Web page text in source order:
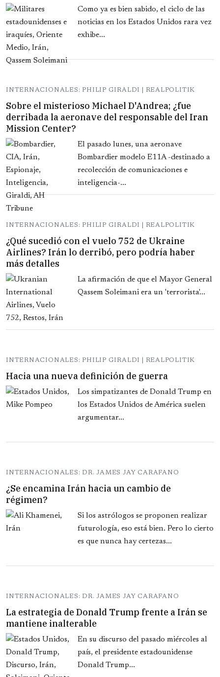
Como ya es bien sabido, el ciclo de las
noticias en los Estados Unidos rara vez
exhibe...
INTERNACIONALES: PHILIP GIRALDI | REALPOLITIK
Sobre el misterioso Michael D'Andrea; ¿fue
derribada la aeronave del responsable del Iran
Mission Center?
El pasado lunes, una aeronave
Bombardier modelo E11A -destinado a
recolección de comunicaciones e
inteligencia-...
INTERNACIONALES: PHILIP GIRALDI | REALPOLITIK
¿Qué sucedió con el vuelo 752 de Ukraine
Airlines? Irán lo derribó, pero podría haber
más detalles
La afirmación de que el Mayor General
Qassem Soleimani era un 'terrorista'...
INTERNACIONALES: PHILIP GIRALDI | REALPOLITIK
Hacia una nueva definición de guerra
Los simpatizantes de Donald Trump en
los Estados Unidos de América suelen
argumentar...
INTERNACIONALES: DR. JAMES JAY CARAFANO
¿Se encamina Irán hacia un cambio de
régimen?
Si los astrólogos se proponen realizar
futurología, eso está bien. Pero lo cierto
es que nunca hay certezas...
INTERNACIONALES: DR. JAMES JAY CARAFANO
La estrategia de Donald Trump frente a Irán se
mantiene inalterable
En su discurso del pasado miércoles al
país, el presidente estadounidense
Donald Trump...